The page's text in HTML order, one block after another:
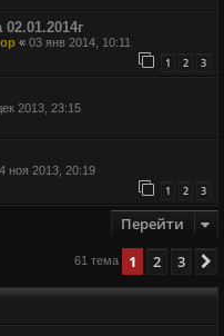
« 03 янв 2014, 10:11
1 2 3
2013, 23:15
ноя 2013, 20:19
1 2 3
Перейти
61 тема 1 2 3